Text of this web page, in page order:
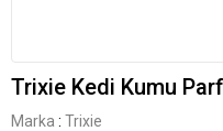
Trixie Kedi Kumu
Marka : Trixie